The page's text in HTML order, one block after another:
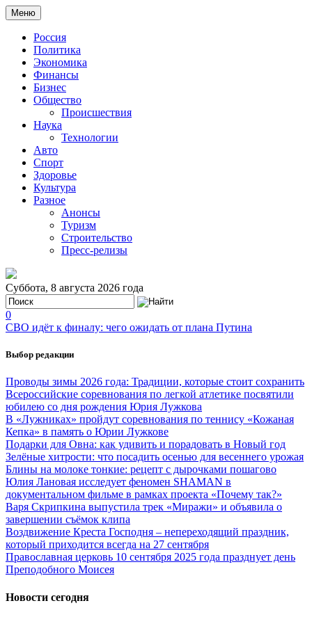
Меню
Россия
Политика
Экономика
Финансы
Бизнес
Общество
Происшествия
Наука
Технологии
Авто
Спорт
Здоровье
Культура
Разное
Анонсы
Туризм
Строительство
Пресс-релизы
Суббота, 8 августа 2026 года
0
СВО идёт к финалу: чего ожидать от плана Путина
Выбор редакции
Проводы зимы 2026 года: Традиции, которые стоит сохранить
Всероссийские соревнования по легкой атлетике посвятили
юбилею со дня рождения Юрия Лужкова
В «Лужниках» пройдут соревнования по теннису «Кожаная
Кепка» в память о Юрии Лужкове
Подарки для Овна: как удивить и порадовать в Новый год
Зелёные хитрости: что посадить осенью для весеннего урожая
Блины на молоке тонкие: рецепт с дырочками пошагово
Юлия Лановая исследует феномен SHAMAN в
документальном фильме в рамках проекта «Почему так?»
Варя Скрипкина выпустила трек «Миражи» и объявила о
завершении съёмок клипа
Воздвижение Креста Господня – непереходящий праздник,
который приходится всегда на 27 сентября
Православная церковь 10 сентября 2025 года празднует день
Преподобного Моисея
Новости сегодня